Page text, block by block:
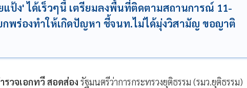
แป้ง' ได้เร็วๆนี้ เตรียมลงพื้นที่ติดตามสถานการณ์ 11-
พร่องทำให้เกิดปัญหา ชี้จนท.ไม่ได้มุ่งวิสามัญ ขอญาติ
รวจเอกทวี สอดส่อง รัฐมนตรีว่าการกระทรวงยุติธรรม (รมว.ยุติธรรม)